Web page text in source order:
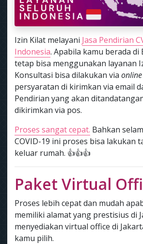
Izin Kilat melayani Jasa Pendirian
Indonesia. Apabila kamu berada di
tetap bisa menggunakan layanan
Konsultasi bisa dilakukan via online
persyaratan di kirimkan via email
Pendirian yang akan
dikirimkan via pos.
Proses sangat cepat. Bahkan
COVID-19 ini proses bisa lakukan
keluar rumah. 👍👍👍
Paket Virtual
Proses lebih cepat dan mudah
memiliki alamat yang prestisius di
menyediakan virtual office di
kamu pilih.